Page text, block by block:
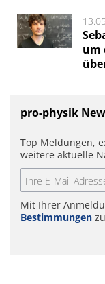
um
pro-physik
Top Meldungen,
weitere aktuelle
Mit Ihrer
Bestimmungen